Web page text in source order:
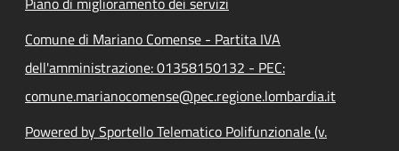
Comune di Mariano Comense - Partita IVA
dell'amministrazione: 01358150132 - PEC:
comune.marianocomense@pec.regione.lombardia.it
Powered by Sportello Telematico Polifunzionale (v.